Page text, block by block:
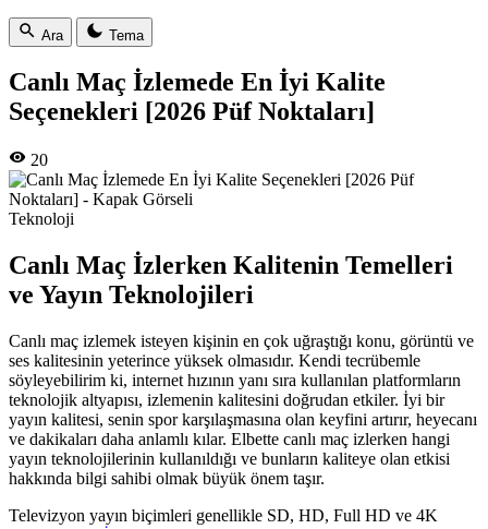
Ara Tema
Canlı Maç İzlemede En İyi Kalite
Seçenekleri [2026 Püf Noktaları]
20
Teknoloji
Canlı Maç İzlerken Kalitenin Temelleri
ve Yayın Teknolojileri
Canlı maç izlemek isteyen kişinin en çok uğraştığı konu, görüntü ve
ses kalitesinin yeterince yüksek olmasıdır. Kendi tecrübemle
söyleyebilirim ki, internet hızının yanı sıra kullanılan platformların
teknolojik altyapısı, izlemenin kalitesini doğrudan etkiler. İyi bir
yayın kalitesi, senin spor karşılaşmasına olan keyfini artırır, heyecanı
ve dakikaları daha anlamlı kılar. Elbette canlı maç izlerken hangi
yayın teknolojilerinin kullanıldığı ve bunların kaliteye olan etkisi
hakkında bilgi sahibi olmak büyük önem taşır.
Televizyon yayın biçimleri genellikle SD, HD, Full HD ve 4K